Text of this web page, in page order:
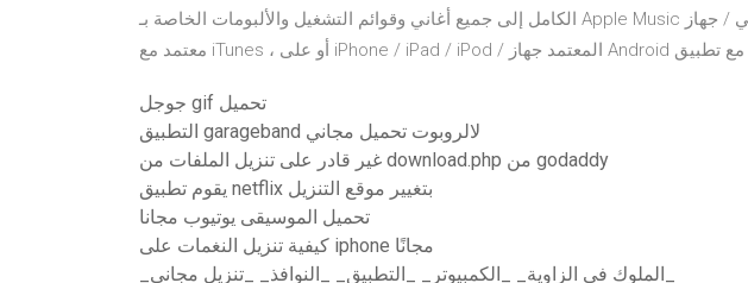
الكامل إلى جميع أغاني وقوائم التشغيل والألبومات الخاصة بـ Apple Music على جهاز كمبيوتر شخصي / جهاز Mac
جوجل gif تحميل
التطبيق garageband لالروبوت تحميل مجاني
غير قادر على تنزيل الملفات من download.php من godaddy
يقوم تطبيق netflix بتغيير موقع التنزيل
تحميل الموسيقى يوتيوب مجانا
كيفية تنزيل النغمات على iphone مجانًا